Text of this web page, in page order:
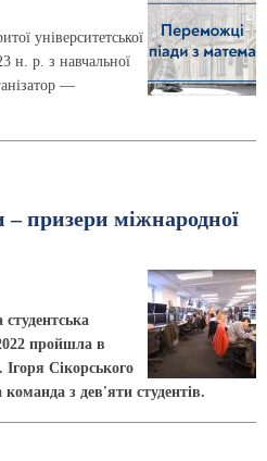
університетської
н. р. з навчальної
—
– призери міжнародної
пройшла в
Сікорського
команда з дев'яти студентів.